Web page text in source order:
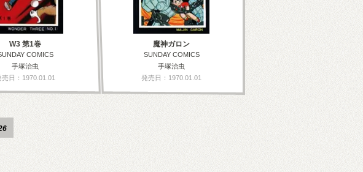
W3 第1巻
COMICS
手塚治虫
売日：1970.01.01
魔神ガロン
SUNDAY COMICS
手塚治虫
発売日：1970.01.01